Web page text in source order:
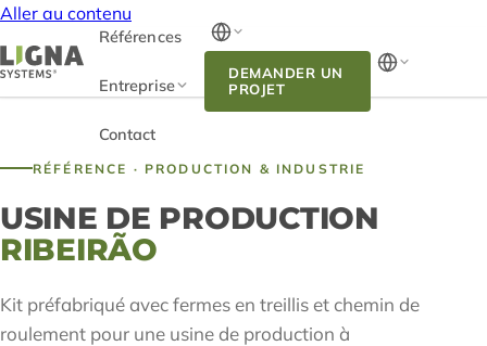
Aller au contenu
Références
Entreprise
Contact
DEMANDER UN
PROJET
RÉFÉRENCE · PRODUCTION & INDUSTRIE
USINE DE PRODUCTION
RIBEIRÃO
Kit préfabriqué avec fermes en treillis et chemin de
roulement pour une usine de production à